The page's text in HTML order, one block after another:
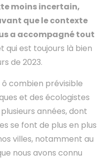
moins incertain,
que le contexte
a accompagné tout
qui est toujours là bien
de 2023.
ô combien prévisible
et des écologistes
années, dont
se font de plus en plus
villes, notamment au
nous avons connu